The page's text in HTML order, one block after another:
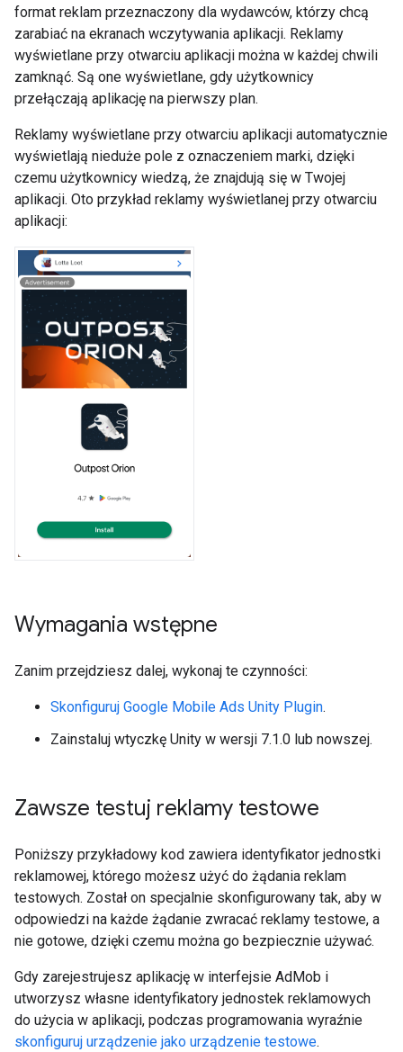
format reklam przeznaczony dla wydawców, którzy chcą
zarabiać na ekranach wczytywania aplikacji. Reklamy
wyświetlane przy otwarciu aplikacji można w każdej chwili
zamknąć. Są one wyświetlane, gdy użytkownicy
przełączają aplikację na pierwszy plan.
Reklamy wyświetlane przy otwarciu aplikacji automatycznie
wyświetlają nieduże pole z oznaczeniem marki, dzięki
czemu użytkownicy wiedzą, że znajdują się w Twojej
aplikacji. Oto przykład reklamy wyświetlanej przy otwarciu
aplikacji:
Wymagania wstępne
Zanim przejdziesz dalej, wykonaj te czynności:
Skonfiguruj Google Mobile Ads Unity Plugin.
Zainstaluj wtyczkę Unity w wersji 7.1.0 lub nowszej.
Zawsze testuj reklamy testowe
Poniższy przykładowy kod zawiera identyfikator jednostki
reklamowej, którego możesz użyć do żądania reklam
testowych. Został on specjalnie skonfigurowany tak, aby w
odpowiedzi na każde żądanie zwracać reklamy testowe, a
nie gotowe, dzięki czemu można go bezpiecznie używać.
Gdy zarejestrujesz aplikację w interfejsie AdMob i
utworzysz własne identyfikatory jednostek reklamowych
do użycia w aplikacji, podczas programowania wyraźnie
skonfiguruj urządzenie jako urządzenie testowe.